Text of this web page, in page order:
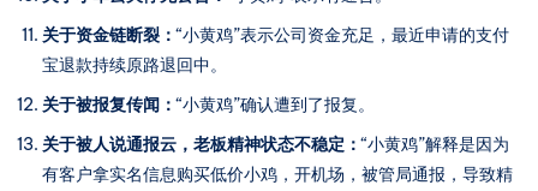
关于资金链断裂：“小黄鸡”表示公司资金充足，最近申请的支付
宝退款持续原路退回中。
关于被报复传闻：“小黄鸡”确认遭到了报复。
关于被人说通报云，老板精神状态不稳定：“小黄鸡”解释是因为
有客户拿实名信息购买低价小鸡，开机场，被管局通报，导致精